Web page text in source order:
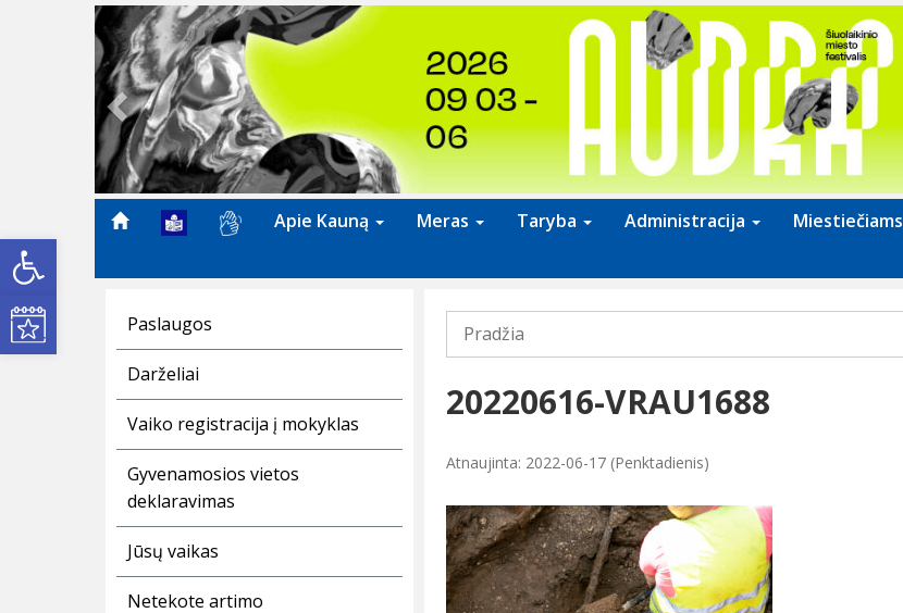
Open toolbar
Kultūros renginiai
Previous
Apie Kauną Meras Taryba Administracija Miestiečiams
Paslaugos
Darželiai
Vaiko registracija į mokyklas
Gyvenamosios vietos
deklaravimas
Jūsų vaikas
Netekote artimo
Pradžia
20220616-VRAU1688
Atnaujinta: 2022-06-17 (Penktadienis)